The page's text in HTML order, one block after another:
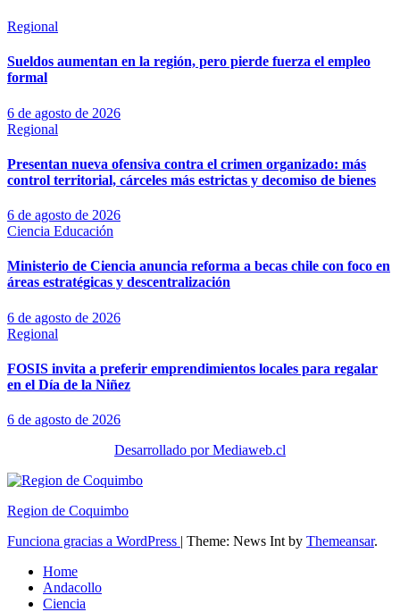
Regional
Sueldos aumentan en la región, pero pierde fuerza el empleo
formal
6 de agosto de 2026
Regional
Presentan nueva ofensiva contra el crimen organizado: más
control territorial, cárceles más estrictas y decomiso de bienes
6 de agosto de 2026
Ciencia Educación
Ministerio de Ciencia anuncia reforma a becas chile con foco en
áreas estratégicas y descentralización
6 de agosto de 2026
Regional
FOSIS invita a preferir emprendimientos locales para regalar
en el Día de la Niñez
6 de agosto de 2026
Desarrollado por Mediaweb.cl
Region de Coquimbo
Funciona gracias a WordPress | Theme: News Int by Themeansar.
Home
Andacollo
Ciencia